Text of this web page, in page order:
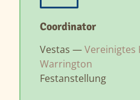
Coordinator
Vestas —Vereinigtes
Warrington
Festanstellung